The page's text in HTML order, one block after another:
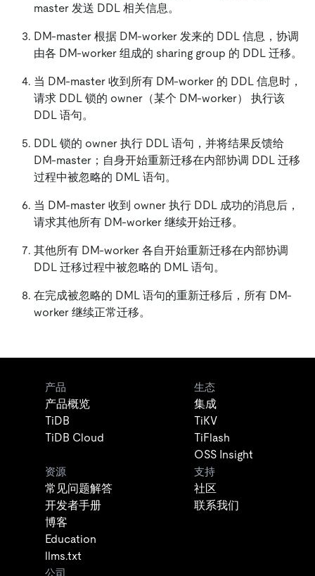
master 发送 DDL 相关信息。
DM-master 根据 DM-worker 发来的 DDL 信息，协调
由各 DM-worker 组成的 sharing group 的 DDL 迁移。
当 DM-master 收到所有 DM-worker 的 DDL 信息时，
请求 DDL 锁的 owner（某个 DM-worker） 执行该
DDL 语句。
DDL 锁的 owner 执行 DDL 语句，并将结果反馈给
DM-master；自身开始重新迁移在内部协调 DDL 迁移
过程中被忽略的 DML 语句。
当 DM-master 收到 owner 执行 DDL 成功的消息后，
请求其他所有 DM-worker 继续开始迁移。
其他所有 DM-worker 各自开始重新迁移在内部协调
DDL 迁移过程中被忽略的 DML 语句。
在完成被忽略的 DML 语句的重新迁移后，所有 DM-
worker 继续正常迁移。
产品
产品概览
TiDB
TiDB Cloud
生态
集成
TiKV
TiFlash
OSS Insight
资源
常见问题解答
开发者手册
博客
Education
llms.txt
支持
社区
联系我们
公司